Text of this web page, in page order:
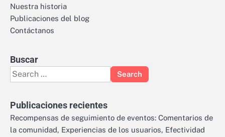
Nuestra historia
Publicaciones del blog
Contáctanos
Buscar
Search
for:
Publicaciones recientes
Recompensas de seguimiento de eventos: Comentarios de
la comunidad, Experiencias de los usuarios, Efectividad